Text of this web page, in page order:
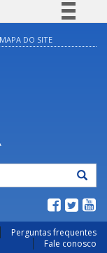
à informação
MAPA DO SITE
Perguntas frequentes
Fale conosco